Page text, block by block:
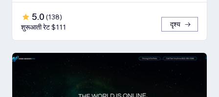
5.0 (138)
शुरूआती रेट $111
दृश्य